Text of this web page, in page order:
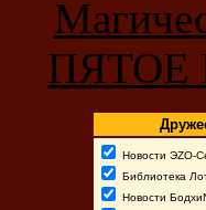
ПЯТОЕ
Новости ЭZО-
Библиотека
Новости